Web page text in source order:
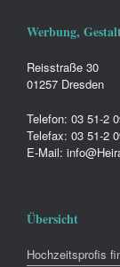
Werbung,
Reisstraße 30
01257 Dresden
Telefon: 03 51-2
Telefax: 03 51-2
E-Mail:
Übersicht
Hochzeitsprofis